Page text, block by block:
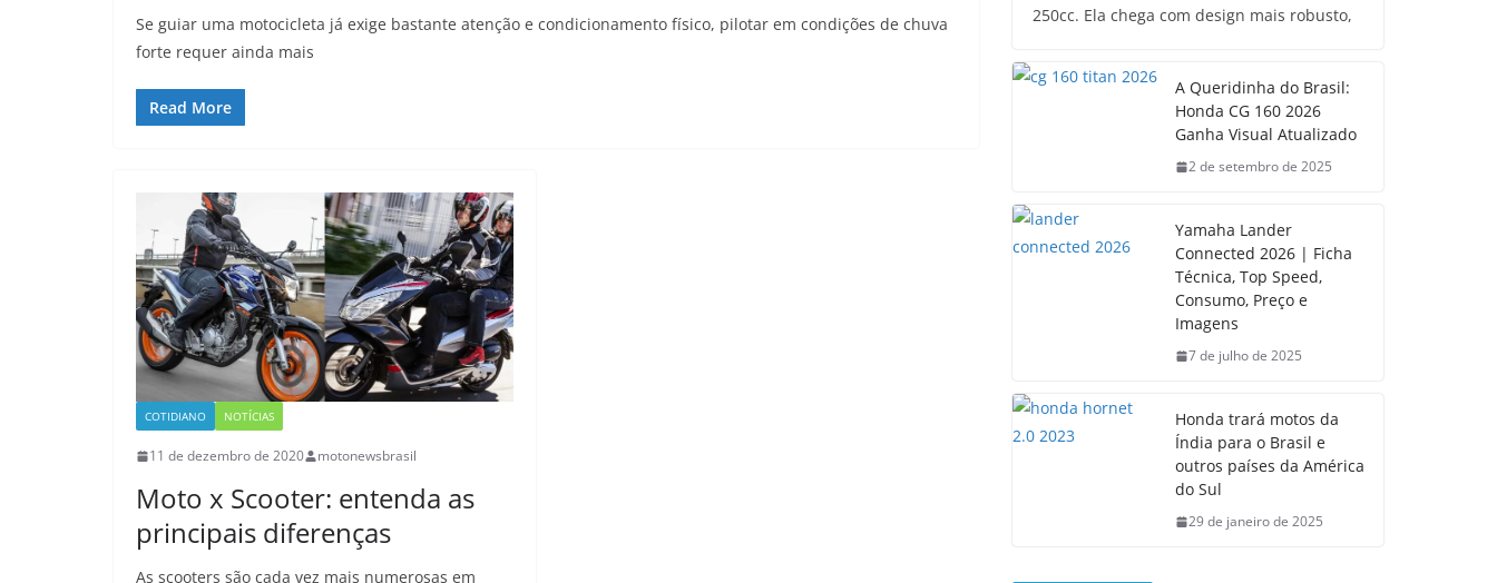
Se guiar uma motocicleta já exige bastante atenção e condicionamento físico, pilotar em condições de chuva
forte requer ainda mais
Read More
COTIDIANO NOTÍCIAS
11 de dezembro de 2020 motonewsbrasil
Moto x Scooter: entenda as
principais diferenças
As scooters são cada vez mais numerosas em
250cc. Ela chega com design mais robusto,
A Queridinha do Brasil:
Honda CG 160 2026
Ganha Visual Atualizado
2 de setembro de 2025
Yamaha Lander
Connected 2026 | Ficha
Técnica, Top Speed,
Consumo, Preço e
Imagens
7 de julho de 2025
Honda trará motos da
Índia para o Brasil e
outros países da América
do Sul
29 de janeiro de 2025